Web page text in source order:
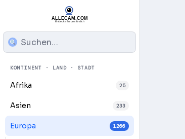
KONTINENT · LAND · STADT
Afrika 25
Asien 233
Europa 1266